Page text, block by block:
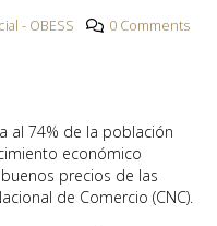
- OBESS
0 Comments
al 74% de la población
económico
precios de las
de Comercio (CNC).